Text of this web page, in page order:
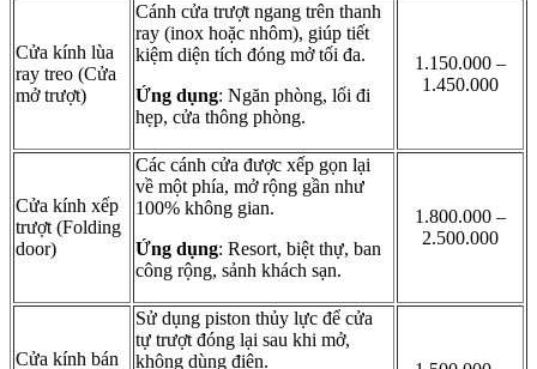
Cửa kính lùa
ray treo (Cửa
mở trượt)
Cánh cửa trượt ngang trên thanh
ray (inox hoặc nhôm), giúp tiết
kiệm diện tích đóng mở tối đa.
Ứng dụng: Ngăn phòng, lối đi
hẹp, cửa thông phòng.
1.150.000 –
1.450.000
Cửa kính xếp
trượt (Folding
door)
Các cánh cửa được xếp gọn lại
về một phía, mở rộng gần như
100% không gian.
Ứng dụng: Resort, biệt thự, ban
công rộng, sảnh khách sạn.
1.800.000 –
2.500.000
Cửa kính bán
Sử dụng piston thủy lực để cửa
tự trượt đóng lại sau khi mở,
không dùng điện.